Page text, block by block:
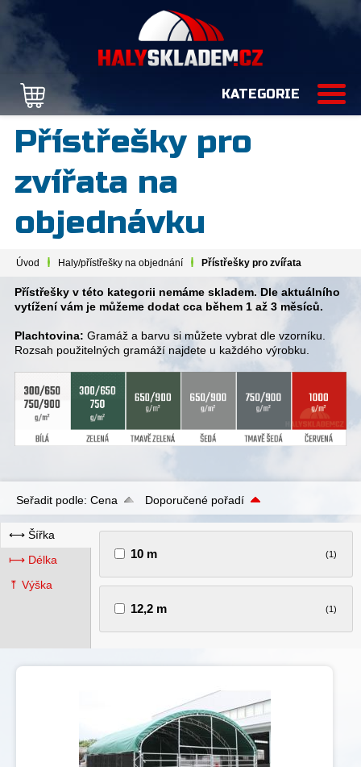
KATEGORIE
Přístřešky pro
zvířata na
objednávku
Úvod Haly/přístřešky na objednání Přístřešky pro zvířata
Přístřešky v této kategorii nemáme skladem. Dle aktuálního
vytížení vám je můžeme dodat cca během 1 až 3 měsíců.
Plachtovina: Gramáž a barvu si můžete vybrat dle vzorníku.
Rozsah použitelných gramáží najdete u každého výrobku.
Seřadit podle: Cena Doporučené pořadí
⟷ Šířka
⟼ Délka
⤒ Výška
10 m (1)
12,2 m (1)